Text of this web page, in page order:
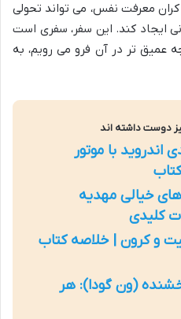
معرفت نفس، می تواند تحولی
ایجاد کند. این سفر، سفری است
عمیق تر در آن فرو می رویم، به
دوست داشته اند
با موتور
خیالی مهدیه
کلیدی
و کرون | خلاصه کتاب
(ون گودا): هر